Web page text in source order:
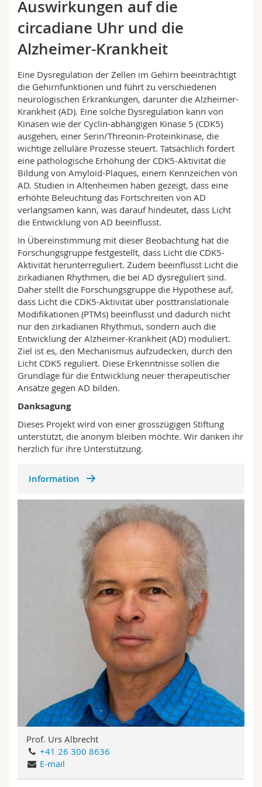
Math.-Nat. und Med. Fak.
Mitarbeitende
Webmail
Vorlesungsverzeichnis
MyUnifr
Auswirkungen auf die
circadiane Uhr und die
Alzheimer-Krankheit
Eine Dysregulation der Zellen im Gehirn beeinträchtigt
die Gehirnfunktionen und führt zu verschiedenen
neurologischen Erkrankungen, darunter die Alzheimer-
Krankheit (AD). Eine solche Dysregulation kann von
Kinasen wie der Cyclin-abhängigen Kinase 5 (CDK5)
ausgehen, einer Serin/Threonin-Proteinkinase, die
wichtige zelluläre Prozesse steuert. Tatsächlich fördert
eine pathologische Erhöhung der CDK5-Aktivität die
Bildung von Amyloid-Plaques, einem Kennzeichen von
AD. Studien in Altenheimen haben gezeigt, dass eine
erhöhte Beleuchtung das Fortschreiten von AD
verlangsamen kann, was darauf hindeutet, dass Licht
die Entwicklung von AD beeinflusst.
In Übereinstimmung mit dieser Beobachtung hat die
Forschungsgruppe festgestellt, dass Licht die CDK5-
Aktivität herunterreguliert. Zudem beeinflusst Licht die
zirkadianen Rhythmen, die bei AD dysreguliert sind.
Daher stellt die Forschungsgruppe die Hypothese auf,
dass Licht die CDK5-Aktivität über posttranslationale
Modifikationen (PTMs) beeinflusst und dadurch nicht
nur den zirkadianen Rhythmus, sondern auch die
Entwicklung der Alzheimer-Krankheit (AD) moduliert.
Ziel ist es, den Mechanismus aufzudecken, durch den
Licht CDK5 reguliert. Diese Erkenntnisse sollen die
Grundlage für die Entwicklung neuer therapeutischer
Ansätze gegen AD bilden.
Danksagung
Dieses Projekt wird von einer grosszügigen Stiftung
unterstützt, die anonym bleiben möchte. Wir danken ihr
herzlich für ihre Unterstützung.
Information
Prof. Urs Albrecht
+41 26 300 8636
E-mail